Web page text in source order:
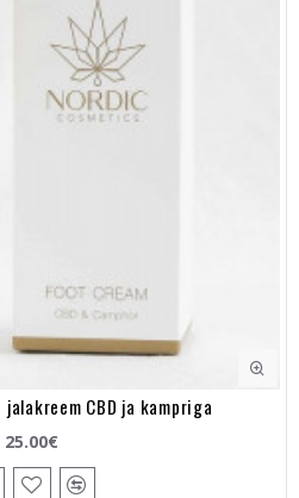
jalakreem CBD ja kampriga
25.00€